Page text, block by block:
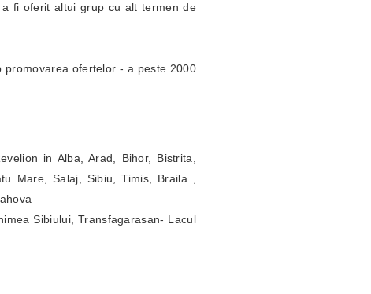
fi oferit altui grup cu alt termen de
promovarea ofertelor - a peste 2000
in Alba, Arad, Bihor, Bistrita,
Mare, Salaj, Sibiu, Timis, Braila ,
Sibiului, Transfagarasan- Lacul